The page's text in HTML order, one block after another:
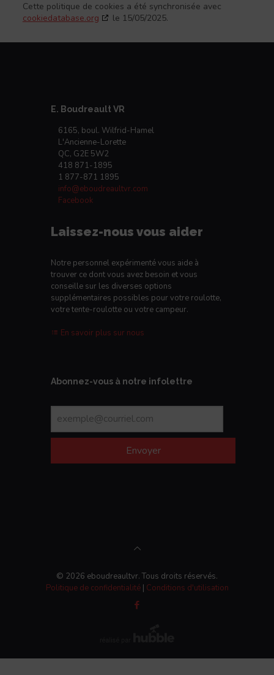
Cette politique de cookies a été synchronisée avec
cookiedatabase.org
le 15/05/2025.
E. Boudreault VR
6165, boul. Wilfrid-Hamel
L'Ancienne-Lorette
QC, G2E 5W2
418 871-1895
1 877-871 1895
info@eboudreaultvr.com
Facebook
Laissez-nous vous aider
Notre personnel expérimenté vous aide à
trouver ce dont vous avez besoin et vous
conseille sur les diverses options
supplémentaires possibles pour votre roulotte,
votre tente-roulotte ou votre campeur.
En savoir plus sur nous
Abonnez-vous à notre infolettre
Envoyer
© 2026 eboudreaultvr. Tous droits réservés.
Politique de confidentialité| Conditions d'utilisation